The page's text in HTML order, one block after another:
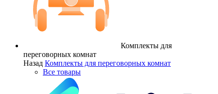
Комплекты для
переговорных комнат
Назад Комплекты для переговорных комнат
Все товары